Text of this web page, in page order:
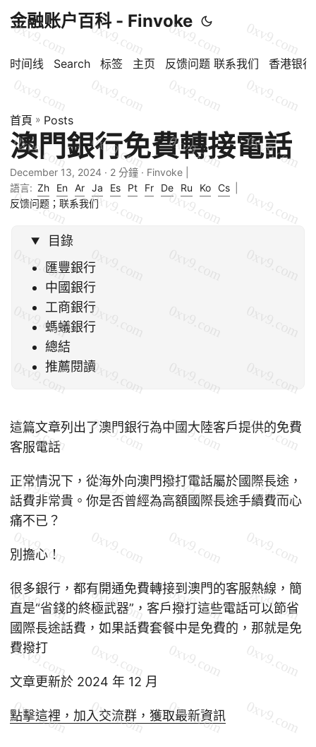
金融账户百科 - Finvoke
时间线 Search 标签 主页 反馈问题 联系我们 香港银
首頁 » Posts
澳門銀行免費轉接電話
December 13, 2024 · 2 分鐘 · Finvoke |
語言: Zh En Ar Ja Es Pt Fr De Ru Ko Cs
反馈问题；联系我们
目錄
匯豐銀行
中國銀行
工商銀行
螞蟻銀行
總結
推薦閱讀
這篇文章列出了澳門銀行為中國大陸客戶提供的免費
客服電話
正常情況下，從海外向澳門撥打電話屬於國際長途，
話費非常貴。你是否曾經為高額國際長途手續費而心
痛不已？
別擔心！
很多銀行，都有開通免費轉接到澳門的客服熱線，簡
直是“省錢的終極武器”，客戶撥打這些電話可以節省
國際長途話費，如果話費套餐中是免費的，那就是免
費撥打
文章更新於 2024 年 12 月
點擊這裡，加入交流群，獲取最新資訊